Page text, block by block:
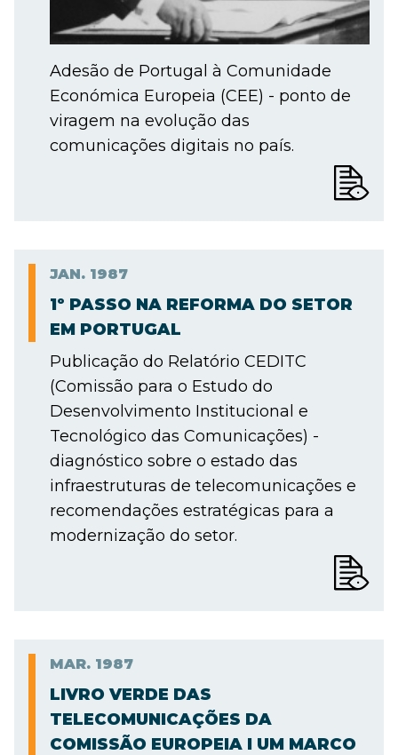
Adesão de Portugal à Comunidade
Económica Europeia (CEE) - ponto de
viragem na evolução das
comunicações digitais no país.
JAN. 1987
1º PASSO NA REFORMA DO SETOR
EM PORTUGAL
Publicação do Relatório CEDITC
(Comissão para o Estudo do
Desenvolvimento Institucional e
Tecnológico das Comunicações) -
diagnóstico sobre o estado das
infraestruturas de telecomunicações e
recomendações estratégicas para a
modernização do setor.
MAR. 1987
LIVRO VERDE DAS
TELECOMUNICAÇÕES DA
COMISSÃO EUROPEIA I UM MARCO